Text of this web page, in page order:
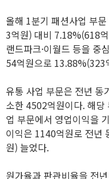
올해 1분기 패션사업 부
3억원) 대비 7.18%(618
랜드파크·이월드 등을 중
54억원으로 13.88%(323
유통 사업 부문은 전년
소한 4502억원이다. 해당
업 부문에서 영업이익을
이익은 1140억원로 전년
원) 늘었다.
원가율과 판관비율을 전